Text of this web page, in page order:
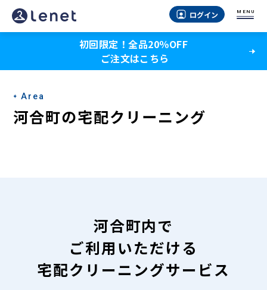
河
合
の
宅
配
ログイン MENU
初回限定！全品20％OFF
ご注文はこちら
Area
河合町の宅配クリーニング
河合町内で
ご利用いただける
宅配クリーニングサービス